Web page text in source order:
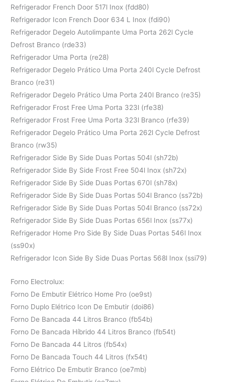
Refrigerador French Door 517l Inox (fdd80)
Refrigerador Icon French Door 634 L Inox (fdi90)
Refrigerador Degelo Autolimpante Uma Porta 262l Cycle
Defrost Branco (rde33)
Refrigerador Uma Porta (re28)
Refrigerador Degelo Prático Uma Porta 240l Cycle Defrost
Branco (re31)
Refrigerador Degelo Prático Uma Porta 240l Branco (re35)
Refrigerador Frost Free Uma Porta 323l (rfe38)
Refrigerador Frost Free Uma Porta 323l Branco (rfe39)
Refrigerador Degelo Prático Uma Porta 262l Cycle Defrost
Branco (rw35)
Refrigerador Side By Side Duas Portas 504l (sh72b)
Refrigerador Side By Side Frost Free 504l Inox (sh72x)
Refrigerador Side By Side Duas Portas 670l (sh78x)
Refrigerador Side By Side Duas Portas 504l Branco (ss72b)
Refrigerador Side By Side Duas Portas 504l Branco (ss72x)
Refrigerador Side By Side Duas Portas 656l Inox (ss77x)
Refrigerador Home Pro Side By Side Duas Portas 546l Inox
(ss90x)
Refrigerador Icon Side By Side Duas Portas 568l Inox (ssi79)
Forno Electrolux:
Forno De Embutir Elétrico Home Pro (oe9st)
Forno Duplo Elétrico Icon De Embutir (doi86)
Forno De Bancada 44 Litros Branco (fb54b)
Forno De Bancada Híbrido 44 Litros Branco (fb54t)
Forno De Bancada 44 Litros (fb54x)
Forno De Bancada Touch 44 Litros (fx54t)
Forno Elétrico De Embutir Branco (oe7mb)